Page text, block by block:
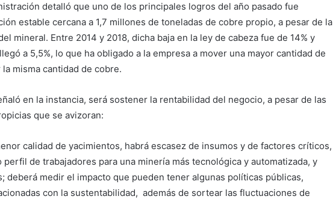
detalló que uno de los principales logros del año pasado fue
estable cercana a 1,7 millones de toneladas de cobre propio, a pesar de la
mineral. Entre 2014 y 2018, dicha baja en la ley de cabeza fue de 14% y
a 5,5%, lo que ha obligado a la empresa a mover una mayor cantidad de
misma cantidad de cobre.
en la instancia, será sostener la rentabilidad del negocio, a pesar de las
que se avizoran:
calidad de yacimientos, habrá escasez de insumos y de factores críticos,
de trabajadores para una minería más tecnológica y automatizada, y
deberá medir el impacto que pueden tener algunas políticas públicas,
con la sustentabilidad, además de sortear las fluctuaciones de